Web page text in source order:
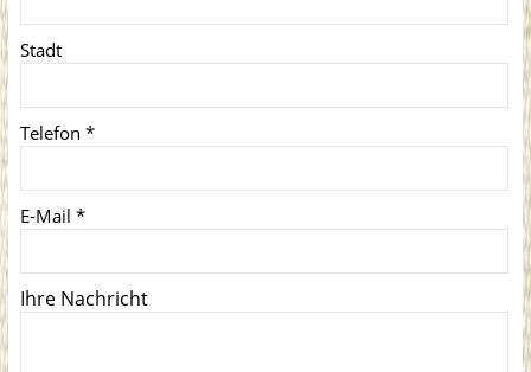
Stadt
Telefon *
E-Mail *
Ihre Nachricht